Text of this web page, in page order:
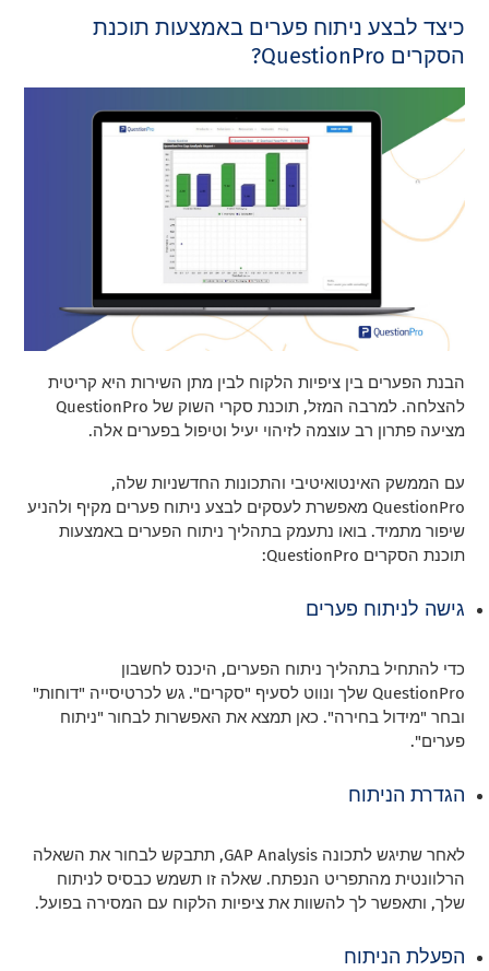
כיצד לבצע ניתוח פערים באמצעות תוכנת
הסקרים QuestionPro?
הבנת הפערים בין ציפיות הלקוח לבין מתן השירות היא קריטית
להצלחה. למרבה המזל, תוכנת סקרי השוק של QuestionPro
מציעה פתרון רב עוצמה לזיהוי יעיל וטיפול בפערים אלה.
עם הממשק האינטואיטיבי והתכונות החדשניות שלה,
QuestionPro מאפשרת לעסקים לבצע ניתוח פערים מקיף ולהניע
שיפור מתמיד. בואו נתעמק בתהליך ניתוח הפערים באמצעות
תוכנת הסקרים QuestionPro:
גישה לניתוח פערים
כדי להתחיל בתהליך ניתוח הפערים, היכנס לחשבון
QuestionPro שלך ונווט לסעיף "סקרים". גש לכרטיסייה "דוחות"
ובחר "מידול בחירה". כאן תמצא את האפשרות לבחור "ניתוח
פערים".
הגדרת הניתוח
לאחר שתיגש לתכונה GAP Analysis, תתבקש לבחור את השאלה
הרלוונטית מהתפריט הנפתח. שאלה זו תשמש כבסיס לניתוח
שלך, ותאפשר לך להשוות את ציפיות הלקוח עם המסירה בפועל.
הפעלת הניתוח